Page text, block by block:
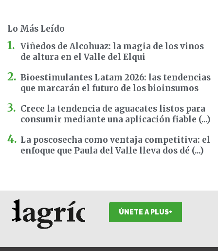
Lo Más Leído
Viñedos de Alcohuaz: la magia de los vinos
de altura en el Valle del Elqui
Bioestimulantes Latam 2026: las tendencias
que marcarán el futuro de los bioinsumos
Crece la tendencia de aguacates listos para
consumir mediante una aplicación fiable (...)
La poscosecha como ventaja competitiva: el
enfoque que Paula del Valle lleva dos dé (...)
ÚNETE A PLUS+